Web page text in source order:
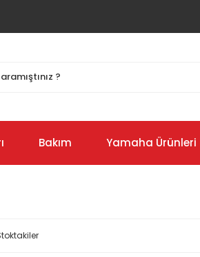
Bakım Yamaha Ürünleri